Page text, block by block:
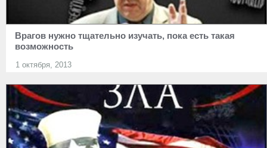
Врагов нужно тщательно изучать, пока есть такая
возможность
1 октября, 2013